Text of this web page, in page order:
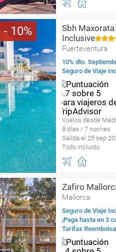
10
Sbh Maxorata
Inclusive
Fuerteventura
10% dto.
Seguro de Viaje
Vuelos desde
8 días / 7 noches
Salida el 25 sep
Todo incluido
Zafiro
Mallorca
Seguro de Viaje
¡Paga hasta en 3
Tarifas